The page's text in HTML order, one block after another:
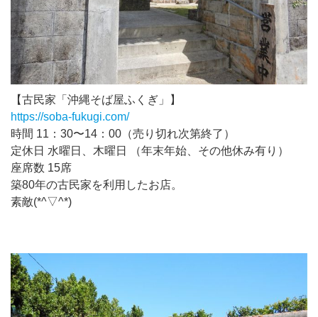
【古民家「沖縄そば屋ふくぎ」】
https://soba-fukugi.com/
時間 11：30〜14：00（売り切れ次第終了）
定休日 水曜日、木曜日 （年末年始、その他休み有り）
座席数 15席
築80年の古民家を利用したお店。
素敵(*^▽^*)